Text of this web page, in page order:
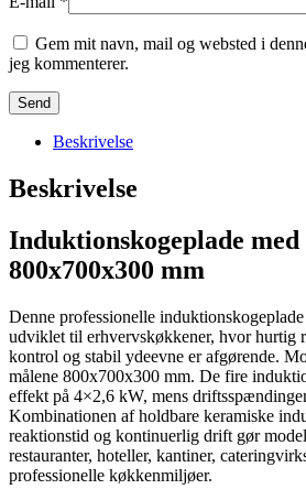
Gem mit navn, mail og websted i
jeg kommenterer.
Beskrivelse
Beskrivelse
Induktionskogeplade med
800x700x300 mm
Denne professionelle
udviklet til erhvervskøkkener, hvor hurtig
kontrol og stabil ydeevne er afgørende.
målene 800x700x300 mm. De fire
effekt på 4×2,6 kW, mens
Kombinationen af holdbare keramiske
reaktionstid og kontinuerlig drift gør
restauranter, hoteller, kantiner,
professionelle køkkenmiljøer.